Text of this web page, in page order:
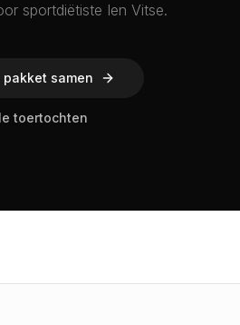
sportdiëtiste Ien Vitse.
pakket samen
toertochten